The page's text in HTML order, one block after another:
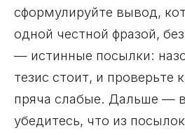
сформулируйте вывод,
одной честной фразой,
— истинные посылки:
тезис стоит, и проверьте
пряча слабые. Дальше —
убедитесь, что из